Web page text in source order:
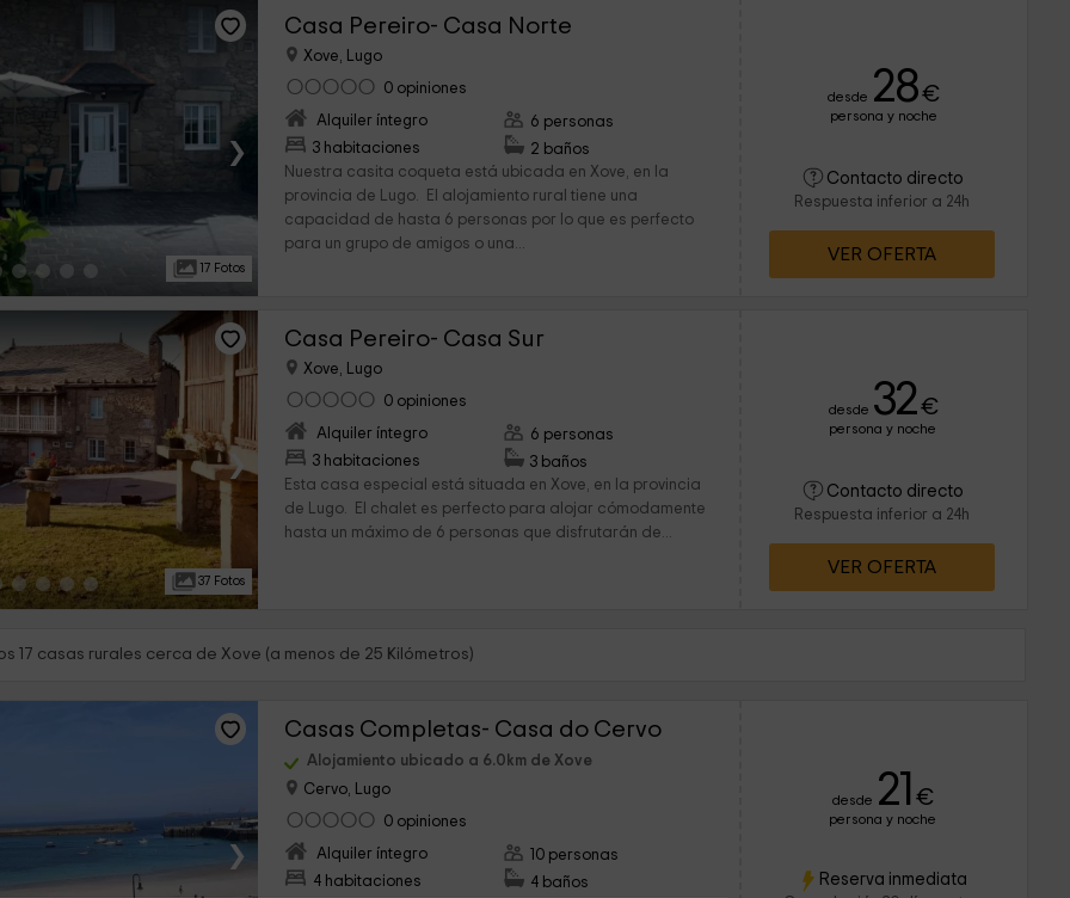
›
17 Fotos
Casa Pereiro- Casa Norte
Xove, Lugo
0 opiniones
Alquiler íntegro
3 habitaciones
6 personas
2 baños
Nuestra casita coqueta está ubicada en Xove, en la
provincia de Lugo. El alojamiento rural tiene una
capacidad de hasta 6 personas por lo que es perfecto
para un grupo de amigos o una...
desde 28€
persona y noche
Contacto directo
Respuesta inferior a 24h
VER OFERTA
›
37 Fotos
Casa Pereiro- Casa Sur
Xove, Lugo
0 opiniones
Alquiler íntegro
3 habitaciones
6 personas
3 baños
Esta casa especial está situada en Xove, en la provincia
de Lugo. El chalet es perfecto para alojar cómodamente
hasta un máximo de 6 personas que disfrutarán de...
desde 32€
persona y noche
Contacto directo
Respuesta inferior a 24h
VER OFERTA
17 casas rurales cerca de Xove (a menos de 25 Kilómetros)
›
Casas Completas- Casa do Cervo
Alojamiento ubicado a 6.0km de Xove
Cervo, Lugo
0 opiniones
Alquiler íntegro
4 habitaciones
10 personas
4 baños
desde 21 €
persona y noche
Reserva inmediata